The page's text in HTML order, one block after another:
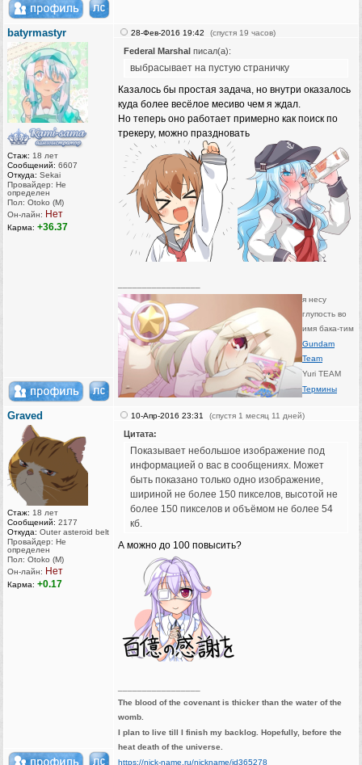
batyrmastyr
Стаж: 18 лет
Сообщений: 6607
Откуда: Sekai
Провайдер: Не
определен
Пол: Otoko (M)
Он-лайн: Нет
Карма: +36.37
28-Фев-2016 19:42 (спустя 19 часов)
Federal Marshal писал(а):
выбрасывает на пустую страничку
Казалось бы простая задача, но внутри оказалось
куда более весёлое месиво чем я ждал.
Но теперь оно работает примерно как поиск по
трекеру, можно праздновать
я несу
глупость во
имя бака-тим
Gundam
Team
Yuri TEAM
Термины
Graved
Стаж: 18 лет
Сообщений: 2177
Откуда: Outer asteroid belt
Провайдер: Не
определен
Пол: Otoko (M)
Он-лайн: Нет
Карма: +0.17
10-Апр-2016 23:31 (спустя 1 месяц 11 дней)
Цитата:
Показывает небольшое изображение под
информацией о вас в сообщениях. Может
быть показано только одно изображение,
шириной не более 150 пикселов, высотой не
более 150 пикселов и объёмом не более 54
кб.
А можно до 100 повысить?
The blood of the covenant is thicker than the water of the
womb.
I plan to live till I finish my backlog. Hopefully, before the
heat death of the universe.
https://nick-name.ru/nickname/id365278